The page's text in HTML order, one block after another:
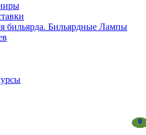
0
0
бильярда. Бильярдные Лампы